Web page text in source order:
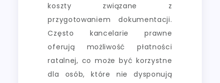
koszty związane z
przygotowaniem dokumentacji.
Często kancelarie prawne
oferują możliwość płatności
ratalnej, co może być korzystne
dla osób, które nie dysponują